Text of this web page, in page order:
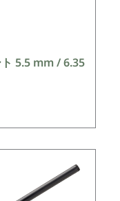
5.5 mm / 6.35